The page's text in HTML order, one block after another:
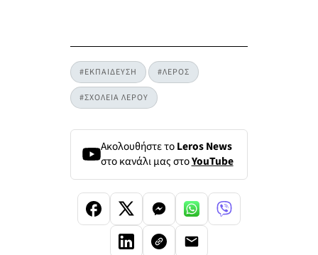
#ΕΚΠΑΙΔΕΥΣΗ #ΛΕΡΟΣ
#ΣΧΟΛΕΙΑ ΛΕΡΟΥ
Ακολουθήστε τοLeros News
στο κανάλι μας στοYouTube